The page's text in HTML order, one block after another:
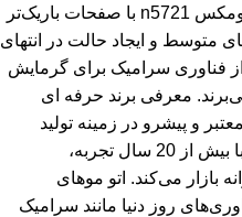
در حالی که مدل اتومو سرامیکی پرومکس n5721 با صفحات باریک‌تر
و ایجاد حالت در انتهای
فناوری سرامیک برای گرمایش
معرفی برند حرفه ای
و پیشرو در زمینه تولید
حالت دهنده های برقی مو است که با بیش از 20 سال تجربه،
بازار می‌کند. اتو موهای
روز دنیا مانند سرامیک